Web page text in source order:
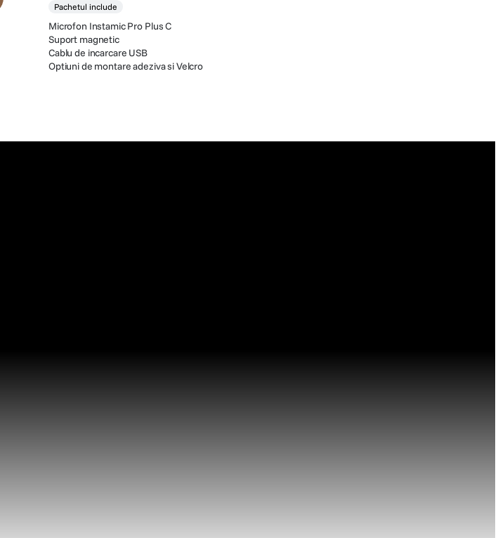
Pachetul include
Microfon Instamic Pro Plus C
Suport magnetic
Cablu de incarcare USB
Optiuni de montare adeziva si Velcro